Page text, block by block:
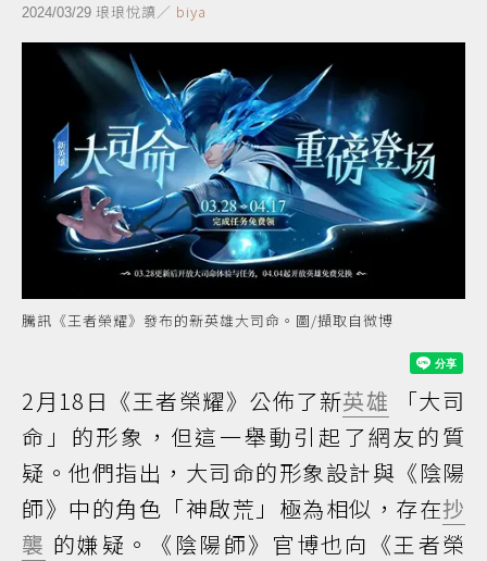
2024/03/29 琅琅悅讀／ biya
騰訊《王者榮耀》發布的新英雄大司命。圖/擷取自微博
2月18日《王者榮耀》公佈了新英雄 「大司
命」的形象，但這一舉動引起了網友的質
疑。他們指出，大司命的形象設計與《陰陽
師》中的角色「神啟荒」極為相似，存在抄
襲 的嫌疑。《陰陽師》官博也向《王者榮